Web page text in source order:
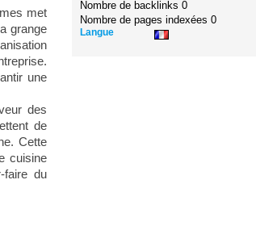
met
grange
une
des
de
Cette
cuisine
faire du
Nombre de backlinks0
Nombre de pages indexées0
Langue